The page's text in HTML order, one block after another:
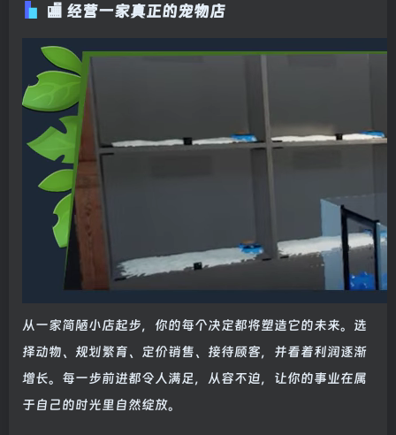
🏬 经营一家真正的宠物店
从一家简陋小店起步，你的每个决定都将塑造它的未来。选
择动物、规划繁育、定价销售、接待顾客，并看着利润逐渐
增长。每一步前进都令人满足，从容不迫，让你的事业在属
于自己的时光里自然绽放。